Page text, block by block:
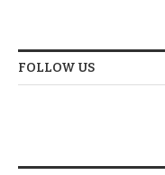
FOLLOW US